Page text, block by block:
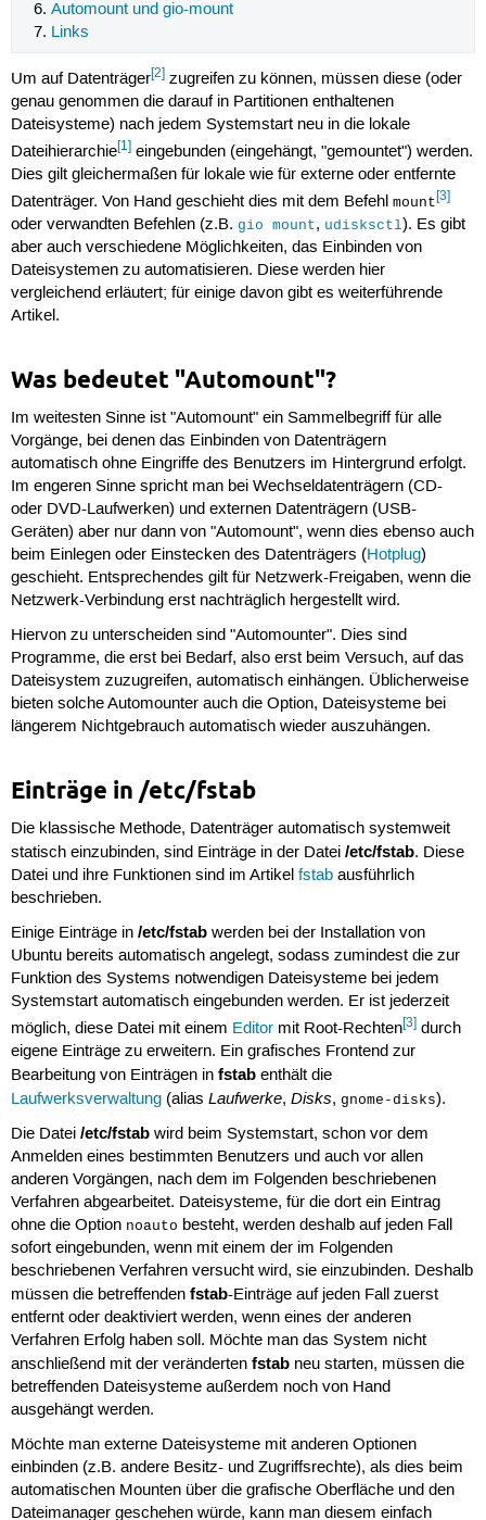
Automount und gio-mount
Links
Um auf Datenträger[2]zugreifen zu können, müssen diese (oder
genau genommen die darauf in Partitionen enthaltenen
Dateisysteme) nach jedem Systemstart neu in die lokale
Dateihierarchie[1]eingebunden (eingehängt, "gemountet") werden.
Dies gilt gleichermaßen für lokale wie für externe oder entfernte
Datenträger. Von Hand geschieht dies mit dem Befehl mount[3]
oder verwandten Befehlen (z.B. gio mount, udisksctl). Es gibt
aber auch verschiedene Möglichkeiten, das Einbinden von
Dateisystemen zu automatisieren. Diese werden hier
vergleichend erläutert; für einige davon gibt es weiterführende
Artikel.
Was bedeutet "Automount"?
Im weitesten Sinne ist "Automount" ein Sammelbegriff für alle
Vorgänge, bei denen das Einbinden von Datenträgern
automatisch ohne Eingriffe des Benutzers im Hintergrund erfolgt.
Im engeren Sinne spricht man bei Wechseldatenträgern (CD-
oder DVD-Laufwerken) und externen Datenträgern (USB-
Geräten) aber nur dann von "Automount", wenn dies ebenso auch
beim Einlegen oder Einstecken des Datenträgers (Hotplug)
geschieht. Entsprechendes gilt für Netzwerk-Freigaben, wenn die
Netzwerk-Verbindung erst nachträglich hergestellt wird.
Hiervon zu unterscheiden sind "Automounter". Dies sind
Programme, die erst bei Bedarf, also erst beim Versuch, auf das
Dateisystem zuzugreifen, automatisch einhängen. Üblicherweise
bieten solche Automounter auch die Option, Dateisysteme bei
längerem Nichtgebrauch automatisch wieder auszuhängen.
Einträge in /etc/fstab
Die klassische Methode, Datenträger automatisch systemweit
statisch einzubinden, sind Einträge in der Datei /etc/fstab. Diese
Datei und ihre Funktionen sind im Artikel fstabausführlich
beschrieben.
Einige Einträge in /etc/fstabwerden bei der Installation von
Ubuntu bereits automatisch angelegt, sodass zumindest die zur
Funktion des Systems notwendigen Dateisysteme bei jedem
Systemstart automatisch eingebunden werden. Er ist jederzeit
möglich, diese Datei mit einem Editormit Root-Rechten[3]durch
eigene Einträge zu erweitern. Ein grafisches Frontend zur
Bearbeitung von Einträgen in fstabenthält die
Laufwerksverwaltung(alias Laufwerke, Disks, gnome-disks).
Die Datei /etc/fstabwird beim Systemstart, schon vor dem
Anmelden eines bestimmten Benutzers und auch vor allen
anderen Vorgängen, nach dem im Folgenden beschriebenen
Verfahren abgearbeitet. Dateisysteme, für die dort ein Eintrag
ohne die Option noauto besteht, werden deshalb auf jeden Fall
sofort eingebunden, wenn mit einem der im Folgenden
beschriebenen Verfahren versucht wird, sie einzubinden. Deshalb
müssen die betreffenden fstab-Einträge auf jeden Fall zuerst
entfernt oder deaktiviert werden, wenn eines der anderen
Verfahren Erfolg haben soll. Möchte man das System nicht
anschließend mit der veränderten fstabneu starten, müssen die
betreffenden Dateisysteme außerdem noch von Hand
ausgehängt werden.
Möchte man externe Dateisysteme mit anderen Optionen
einbinden (z.B. andere Besitz- und Zugriffsrechte), als dies beim
automatischen Mounten über die grafische Oberfläche und den
Dateimanager geschehen würde, kann man diesem einfach